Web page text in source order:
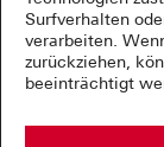
Surfverhalten
verarbeiten.
zurückziehen,
beeinträchtigt